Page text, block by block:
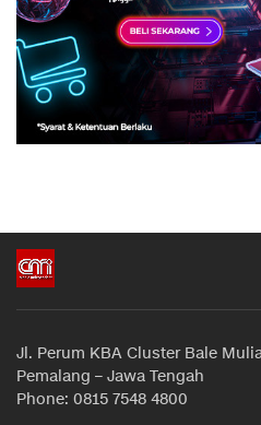
Jl. Perum KBA Cluster Bale
Pemalang – Jawa Tengah
Phone: 0815 7548 4800